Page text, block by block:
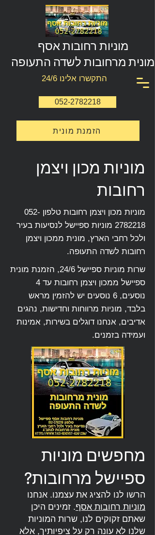
מוניות רחובות אסף
מונית מרחובות לשדה התעופה
התקשרו אלינו 24/6
052-2782218
הזמנת מונית
מוניות מכון ויצמן
רחובות
מוניות מכון ויצמן רחובות טלפון 052-
2782218 מוניות ספיישל לנסיעות בעיר
ולכל רחבי הארץ, מונית ממכון ויצמן
רחובות לשדה התעופה.
שרות מוניות ספיישל 24/6, הזמנת מונית
ספיישל ממכון ויצמן רחובות עד 4
נוסעים, 6 נוסעים יש להזמין מראש
בלבד, מוניות מרווחות וחדישות, נהגים
אדיבים, אנחנו דוגלים בשירות, אמינות
ועמידה בזמנים.
מחפשים מוניות
ספיישל מרחובות?
הרשו לנו להציג את עצמנו. אנחנו
מוניות רחובות אסף. זמינים היכן
שאתם זקוקים לנו, שרות המוניות
שלנו לא עונה רק על ציפיותיך, אלא